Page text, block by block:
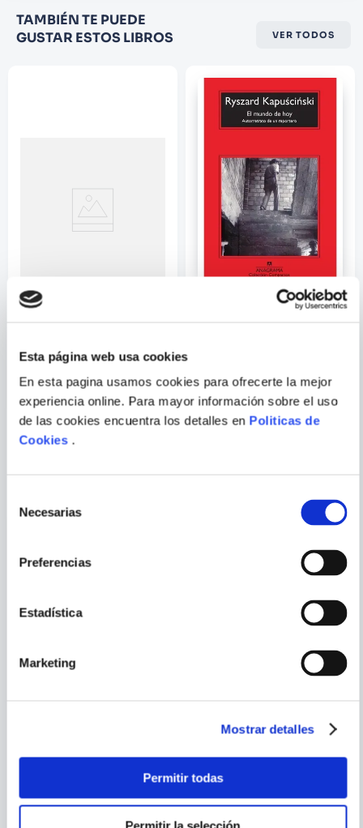
Esta página web usa cookies
En esta pagina usamos cookies para ofrecerte la mejor
experiencia online. Para mayor información sobre el uso
de las cookies encuentra los detalles en Politicas de
Cookies.
Necesarias
Preferencias
Estadística
Marketing
Mostrar detalles
Permitir todas
Permitir la selección
Califique el producto de 1 a 5
estrellas
Escribir comentario
TAMBIÉN TE PUEDE
GUSTAR ESTOS LIBROS
VER TODOS
JORGE LUIS BORGES
EL MUNDO DE HOY